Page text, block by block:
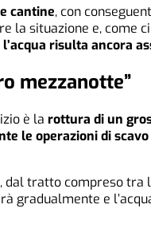
cantine, con
la situazione e, come
l’acqua risulta ancora
mezzanotte”
è la rottura di un
le operazioni di scavo
dal tratto compreso tra
gradualmente e